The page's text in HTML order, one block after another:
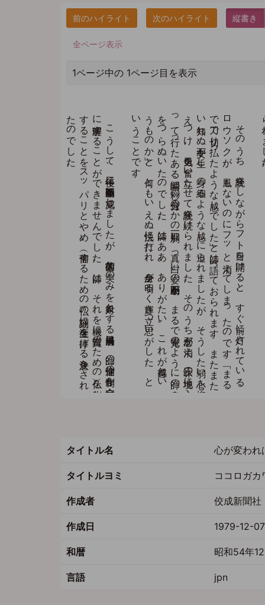
縦書き
全ページ表示
1ページ中の 1ページ目を表示
そ
の
う
ち
、
読経を
し
な
が
ら
フ
ト
目を
開け
る
と
、
す
ぐ
前に
灯さ
れ
て
い
る
ロ
ウ
ソ
ク
が
、
風も
な
い
の
に
フ
ッ
と
消え
て
し
ま
っ
た
の
で
す
。
「ま
る
で
刀で
切り
払っ
た
よ
う
な
感じ
で
し
た
」と
師は
語っ
て
お
ら
れ
ま
す
。
ま
た
ま
た
言
い
知れ
ぬ
不安が
生じ
、
身の
細る
よ
う
な
感じ
に
迫ら
れ
ま
し
た
が
、
そ
う
し
た
弱い
心を
抑
え
つ
け
、
勇気を
奮い
立た
せ
て
読経を
続け
ら
れ
ま
し
た
。
そ
の
う
ち
邪念が
消え
、
三昧の
境地に
入
っ
て
行っ
た
あ
る
瞬間、
一秒の
何分の
一か
の
一刹那に
、
真っ
白い
姿の
不動明王が
、
ま
る
で
電光の
よ
う
に
師の
全身
を
つ
ら
ぬ
い
た
の
で
し
た
。
師は
「あ
あ
、
あ
り
が
た
い
。
こ
れ
が
感得と
い
う
も
の
か
」と
、
何と
も
い
え
ぬ
法悦に
打た
れ
、
全身が
明る
く
輝き
立つ
思い
が
し
た
、
と
い
う
こ
と
で
す
。
こ
う
し
て
、
二年後に
不動明王像は
完成し
ま
し
た
が
、
芸術的な
美の
み
を
対象と
す
る
日展当局者は
、
師の
信仰一途の
制作を
完全
に
理解す
る
こ
と
が
で
き
ま
せ
ん
で
し
た
。
師は
、
そ
れ
を
機に
（鑑賞の
た
め
の
仏）を
制作
す
る
こ
と
を
ス
ッ
パ
リ
と
や
め
、
（信仰す
る
た
め
の
仏）の
謹刻に
生涯を
捧げ
る
決意を
さ
れ
た
の
で
し
た
。
タイトル名 心が変われ
タイトルヨミ ココロガ
作成者 佼成新聞社
作成日 1979-12-07
和暦 昭和54年
言語 jpn